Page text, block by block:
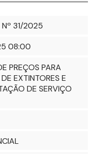
Nº 31/2025
08:00
PREÇOS PARA
EXTINTORES E
DE SERVIÇO